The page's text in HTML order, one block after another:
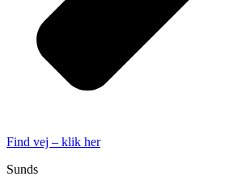
Find vej – klik her
Sunds